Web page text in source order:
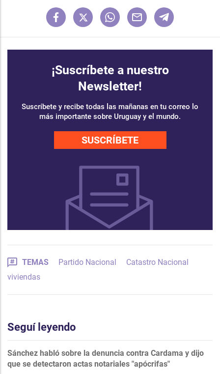
¡Suscríbete a nuestro
Newsletter!
Suscríbete y recibe todas las mañanas en tu correo lo
más importante sobre Uruguay y el mundo.
SUSCRÍBETE
TEMAS Partido Nacional
Catastro Nacional
viviendas
Seguí leyendo
Sánchez habló sobre la denuncia contra Cardama y dijo
que se detectaron actas notariales "apócrifas"